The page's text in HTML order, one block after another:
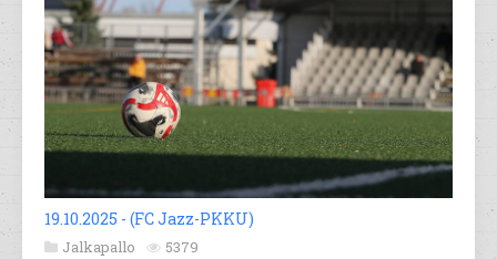
19.10.2025 - (FC Jazz-PKKU)
Jalkapallo 5379